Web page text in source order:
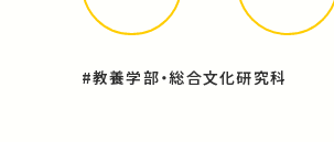
#教養学部・総合文化研究科